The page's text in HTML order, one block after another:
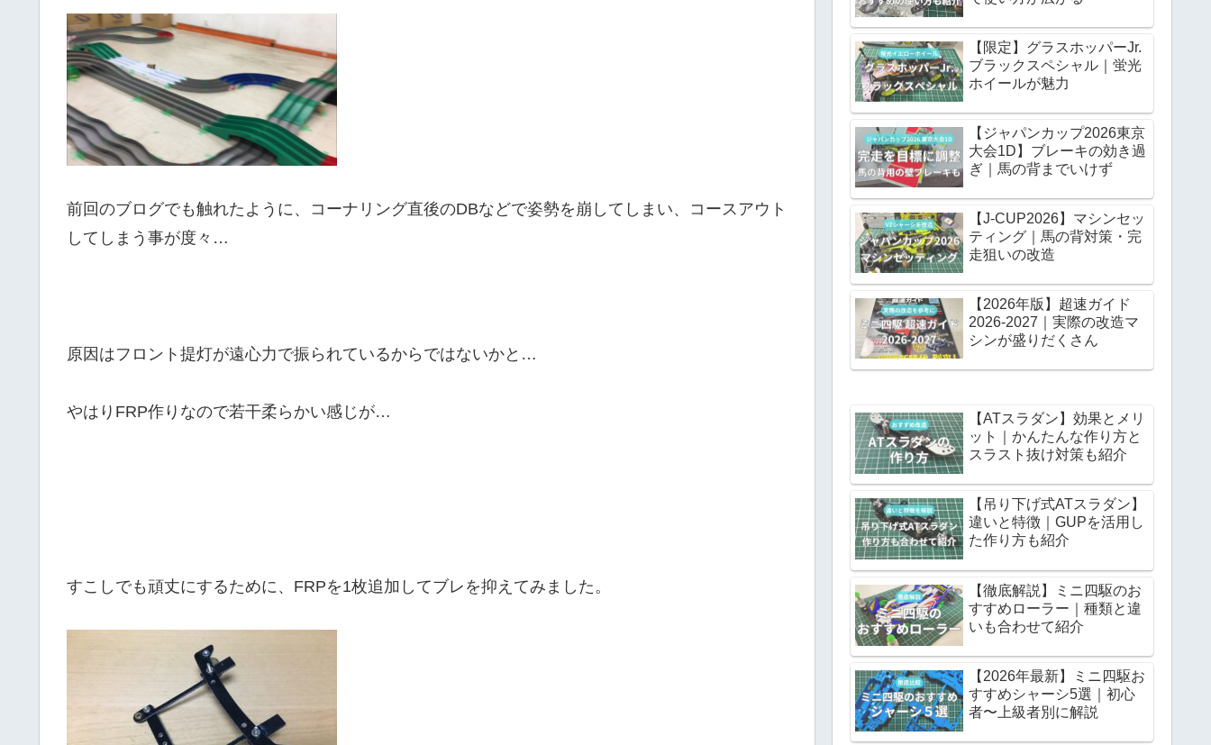
前回のブログでも触れたように、コーナリング直後のDBなどで姿勢を崩してしまい、コースアウト
してしまう事が度々…
原因はフロント提灯が遠心力で振られているからではないかと…
やはりFRP作りなので若干柔らかい感じが…
すこしでも頑丈にするために、FRPを1枚追加してブレを抑えてみました。
【限定】グラスホッパーJr.
ブラックスペシャル｜蛍光
ホイールが魅力
【ジャパンカップ2026東京
大会1D】ブレーキの効き過
ぎ｜馬の背までいけず
【J-CUP2026】マシンセッ
ティング｜馬の背対策・完
走狙いの改造
【2026年版】超速ガイド
2026-2027｜実際の改造マ
シンが盛りだくさん
【ATスラダン】効果とメリ
ット｜かんたんな作り方と
スラスト抜け対策も紹介
【吊り下げ式ATスラダン】
違いと特徴｜GUPを活用し
た作り方も紹介
【徹底解説】ミニ四駆のお
すすめローラー｜種類と違
いも合わせて紹介
【2026年最新】ミニ四駆お
すすめシャーシ5選｜初心
者〜上級者別に解説